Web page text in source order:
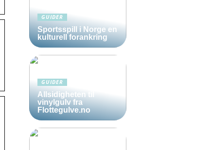
GUIDER
Sportsspill i Norge en
kulturell forankring
GUIDER
Allsidigheten til
vinylgulv fra
Flottegulve.no